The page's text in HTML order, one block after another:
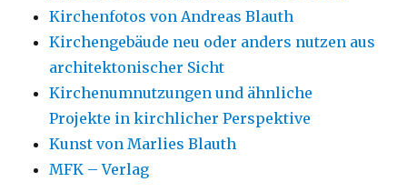
Kirchenfotos von Andreas Blauth
Kirchengebäude neu oder anders nutzen aus
architektonischer Sicht
Kirchenumnutzungen und ähnliche
Projekte in kirchlicher Perspektive
Kunst von Marlies Blauth
MFK – Verlag